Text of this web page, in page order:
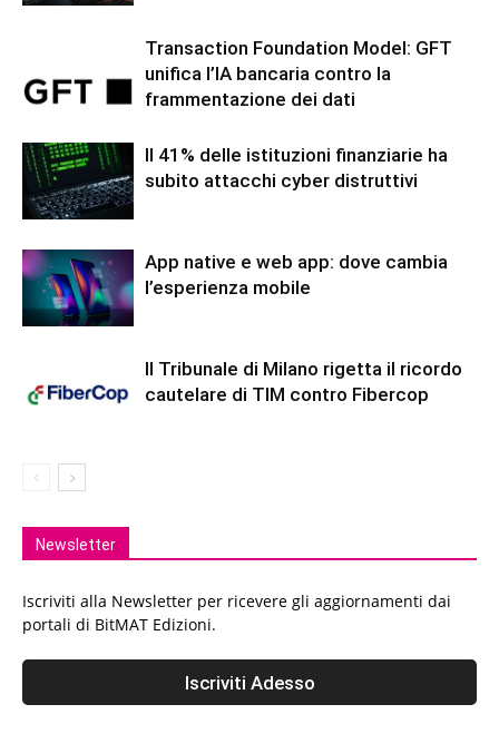
Transaction Foundation Model: GFT
unifica l’IA bancaria contro la
frammentazione dei dati
Il 41% delle istituzioni finanziarie ha
subito attacchi cyber distruttivi
App native e web app: dove cambia
l’esperienza mobile
Il Tribunale di Milano rigetta il ricordo
cautelare di TIM contro Fibercop
Newsletter
Iscriviti alla Newsletter per ricevere gli aggiornamenti dai
portali di BitMAT Edizioni.